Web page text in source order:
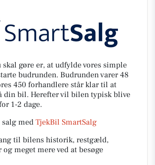
skal gøre er, at udfylde vores simple
budrunden. Budrunden varer 48
450 forhandlere står klar til at
din bil. Herefter vil bilen typisk blive
1-2 dage.
med TjekBil SmartSalg
til bilens historik, restgæld,
meget mere ved at besøge